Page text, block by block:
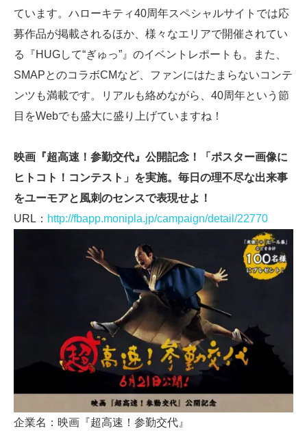
ています。ハローキティ40周年スペシャルサイトでは応
募作品が掲載されるほか、様々なエリアで開催されてい
る『HUGして“ぎゅっ”』のイベントレポートも。また、
SMAPとのコラボCMなど、ファンにはたまらないコンテ
ンツも満載です。リアルも絡めながら、40周年という節
目をWebでも盛大に盛り上げていますね！
映画『超高速！参勤交代』公開記念！「ポスター画像に
ヒトコト！コンテスト」を実施。毎日の理不尽な出来事
をユーモアと風刺のセンスで表現せよ！
URL： http://fbapp.monipla.jp/campaign/detail/22770
企業名：映画『超高速！参勤交代』